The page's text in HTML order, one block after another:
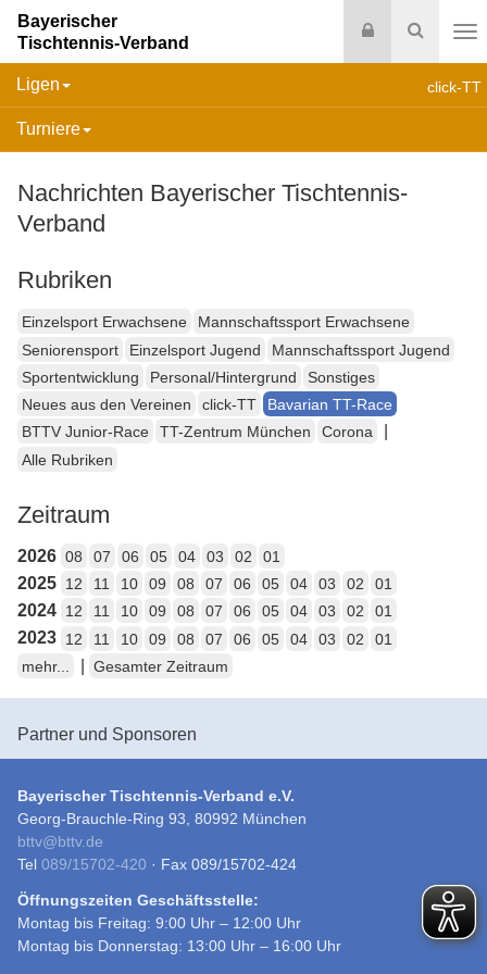
Suche
Login
Bayerischer
Tischtennis-Verband
click-TT
Ligen
Turniere
Nachrichten Bayerischer Tischtennis-
Verband
Rubriken
Einzelsport Erwachsene
Mannschaftssport Erwachsene
Seniorensport
Einzelsport Jugend
Mannschaftssport Jugend
Sportentwicklung
Personal/Hintergrund
Sonstiges
Neues aus den Vereinen
click-TT
Bavarian TT-Race
BTTV Junior-Race
TT-Zentrum München Corona
Alle Rubriken
Zeitraum
2026 08 07 06 05 04 03 02 01
2025 12 11 10 09 08 07 06 05 04 03 02 01
2024 12 11 10 09 08 07 06 05 04 03 02 01
2023 12 11 10 09 08 07 06 05 04 03 02
01
mehr...
Gesamter Zeitraum
Partner und Sponsoren
Bayerischer Tischtennis-Verband e.V.
Georg-Brauchle-Ring 93, 80992 München
bttv@bttv.de
Tel 089/15702-420 · Fax 089/15702-424
Öffnungszeiten Geschäftsstelle:
Montag bis Freitag: 9:00 Uhr – 12:00 Uhr
Montag bis Donnerstag: 13:00 Uhr – 16:00 Uhr